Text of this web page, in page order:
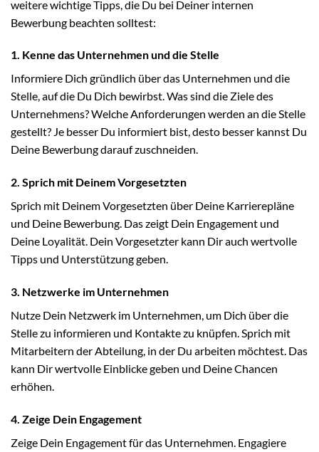
weitere wichtige Tipps, die Du bei Deiner internen
Bewerbung beachten solltest:
1. Kenne das Unternehmen und die Stelle
Informiere Dich gründlich über das Unternehmen und die
Stelle, auf die Du Dich bewirbst. Was sind die Ziele des
Unternehmens? Welche Anforderungen werden an die Stelle
gestellt? Je besser Du informiert bist, desto besser kannst Du
Deine Bewerbung darauf zuschneiden.
2. Sprich mit Deinem Vorgesetzten
Sprich mit Deinem Vorgesetzten über Deine Karrierepläne
und Deine Bewerbung. Das zeigt Dein Engagement und
Deine Loyalität. Dein Vorgesetzter kann Dir auch wertvolle
Tipps und Unterstützung geben.
3. Netzwerke im Unternehmen
Nutze Dein Netzwerk im Unternehmen, um Dich über die
Stelle zu informieren und Kontakte zu knüpfen. Sprich mit
Mitarbeitern der Abteilung, in der Du arbeiten möchtest. Das
kann Dir wertvolle Einblicke geben und Deine Chancen
erhöhen.
4. Zeige Dein Engagement
Zeige Dein Engagement für das Unternehmen. Engagiere